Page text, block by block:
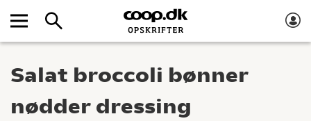
Salat broccoli bønner
nødder dressing